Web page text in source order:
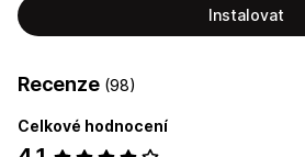
Instalovat
Recenze (98)
Celkové hodnocení